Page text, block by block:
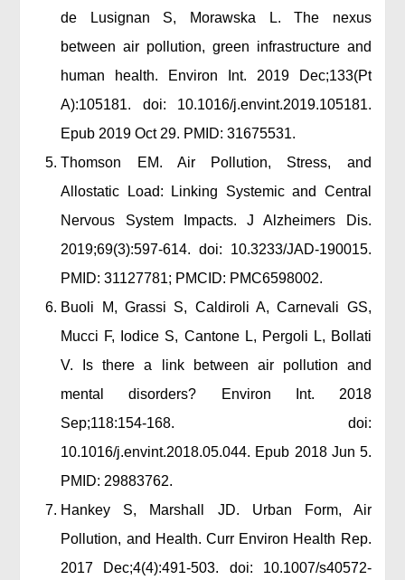
de Lusignan S, Morawska L. The nexus
between air pollution, green infrastructure and
human health. Environ Int. 2019 Dec;133(Pt
A):105181. doi: 10.1016/j.envint.2019.105181.
Epub 2019 Oct 29. PMID: 31675531.
Thomson EM. Air Pollution, Stress, and
Allostatic Load: Linking Systemic and Central
Nervous System Impacts. J Alzheimers Dis.
2019;69(3):597-614. doi: 10.3233/JAD-190015.
PMID: 31127781; PMCID: PMC6598002.
Buoli M, Grassi S, Caldiroli A, Carnevali GS,
Mucci F, Iodice S, Cantone L, Pergoli L, Bollati
V. Is there a link between air pollution and
mental disorders? Environ Int. 2018
Sep;118:154-168. doi:
10.1016/j.envint.2018.05.044. Epub 2018 Jun 5.
PMID: 29883762.
Hankey S, Marshall JD. Urban Form, Air
Pollution, and Health. Curr Environ Health Rep.
2017 Dec;4(4):491-503. doi: 10.1007/s40572-